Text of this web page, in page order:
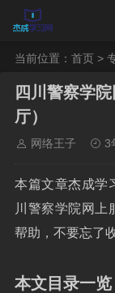
当前位置： 首页 >
四川警察学
厅）
网络王子 3
本篇文章杰成学
川警察学院网上
帮助，不要忘了
本文目录一览